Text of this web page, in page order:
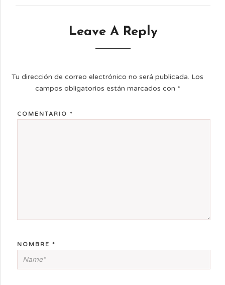
Leave A Reply
Tu dirección de correo electrónico no será publicada. Los
campos obligatorios están marcados con *
COMENTARIO *
NOMBRE *